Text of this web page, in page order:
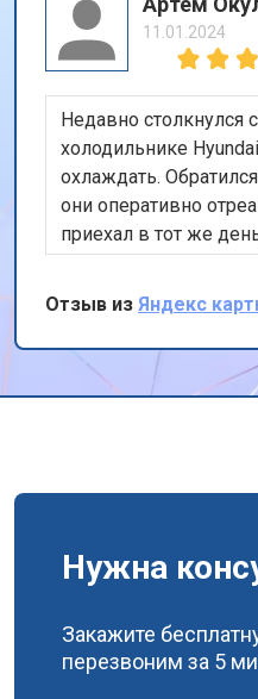
11.01.2024
Недавно
холодильнике
охлаждать.
они оперативно
приехал в тот же
устранил
работает как новый.
профессионализм и
Спасибо!
Отзыв из Яндекс
Нужна
Закажите
перезвоним за 5